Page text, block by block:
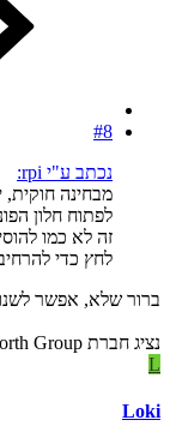
#8
נכתב ע"י rpi:
מבחינה
לפתוח חלון
זה לא כמו
לחץ כדי
ברור שלא, אפשר
נציג חברת Old North Group, המתמחים בהשקעות נדל"ן בארה"ב.
L
Loki